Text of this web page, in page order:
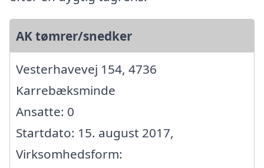
AK tømrer/snedker
Vesterhavevej 154, 4736
Karrebæksminde
Ansatte: 0
Startdato: 15. august 2017,
Virksomhedsform: